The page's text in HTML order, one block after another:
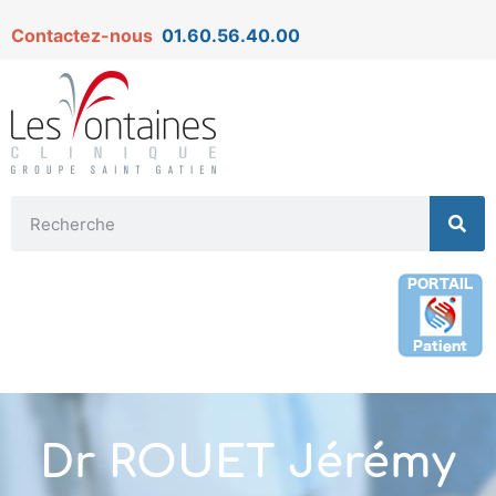
Contactez-nous 01.60.56.40.00
Dr ROUET Jérémy